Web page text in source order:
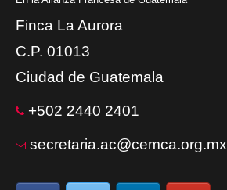
Finca La Aurora
C.P. 01013
Ciudad de Guatemala
+502 2440 2401
secretaria.ac@cemca.org.mx